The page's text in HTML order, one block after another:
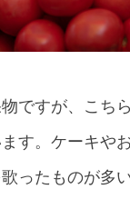
ですが、こち
す。ケーキや
ったものが多